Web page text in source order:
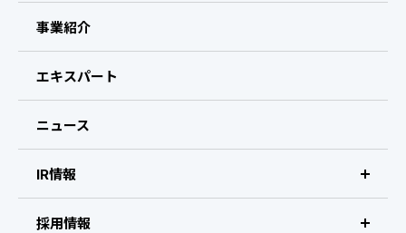
ビザスクについて
CEOメッセージ
会社概要・拠点
事業紹介
エキスパート
ニュース
IR情報
IR情報 トップ
採用情報